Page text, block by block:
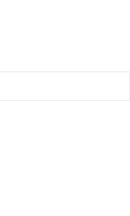
intégrée!